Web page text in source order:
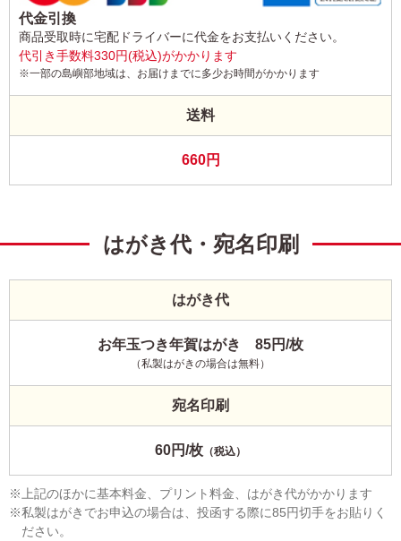
代金引換
商品受取時に宅配ドライバーに代金をお支払いください。
代引き手数料330円(税込)がかかります
※一部の島嶼部地域は、お届けまでに多少お時間がかかります
送料
660円
はがき代・宛名印刷
はがき代
お年玉つき年賀はがき 85円/枚
（私製はがきの場合は無料）
宛名印刷
60円/枚 （税込）
上記のほかに基本料金、プリント料金、はがき代がかかります
私製はがきでお申込の場合は、投函する際に85円切手をお貼りく
ださい。